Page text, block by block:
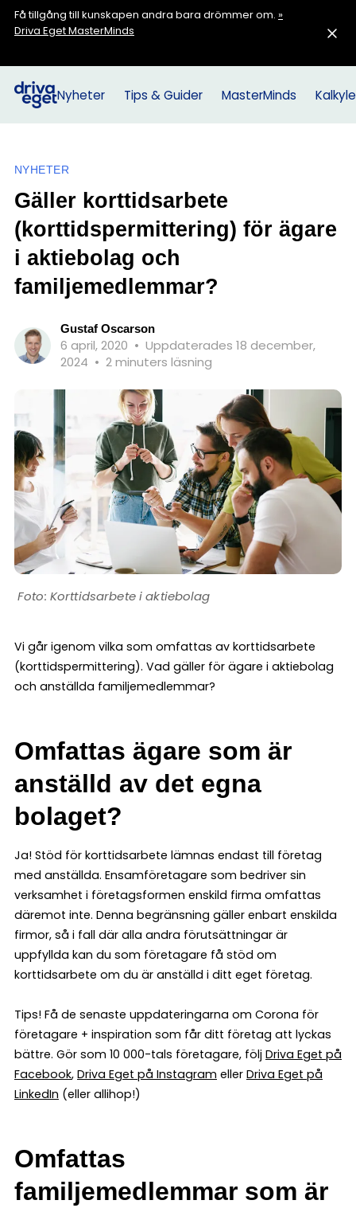
Få tillgång till kunskapen andra bara drömmer om. »
Driva Eget MasterMinds
Nyheter Tips & Guider MasterMinds
NYHETER
Gäller korttidsarbete
(korttidspermittering) för ägare
i aktiebolag och
familjemedlemmar?
Gustaf Oscarson
6 april, 2020 • Uppdaterades 18 december,
2024 • 2 minuters läsning
Korttidsarbete i aktiebolag
Vi går igenom vilka som omfattas av korttidsarbete
(korttidspermittering). Vad gäller för ägare i aktiebolag
och anställda familjemedlemmar?
Omfattas ägare som är
anställd av det egna
bolaget?
Ja! Stöd för korttidsarbete lämnas endast till företag
med anställda. Ensamföretagare som bedriver sin
verksamhet i företagsformen enskild firma omfattas
däremot inte. Denna begränsning gäller enbart enskilda
firmor, så i fall där alla andra förutsättningar är
uppfyllda kan du som företagare få stöd om
korttidsarbete om du är anställd i ditt eget företag.
Tips! Få de senaste uppdateringarna om Corona för
företagare + inspiration som får ditt företag att lyckas
bättre. Gör som 10 000-tals företagare, följ Driva Eget på
Facebook, Driva Eget på Instagram eller Driva Eget på
LinkedIn (eller allihop!)
Omfattas
familjemedlemmar som är